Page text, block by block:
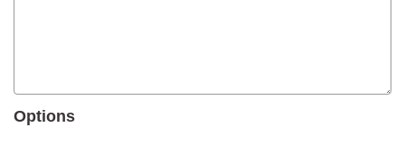
Options